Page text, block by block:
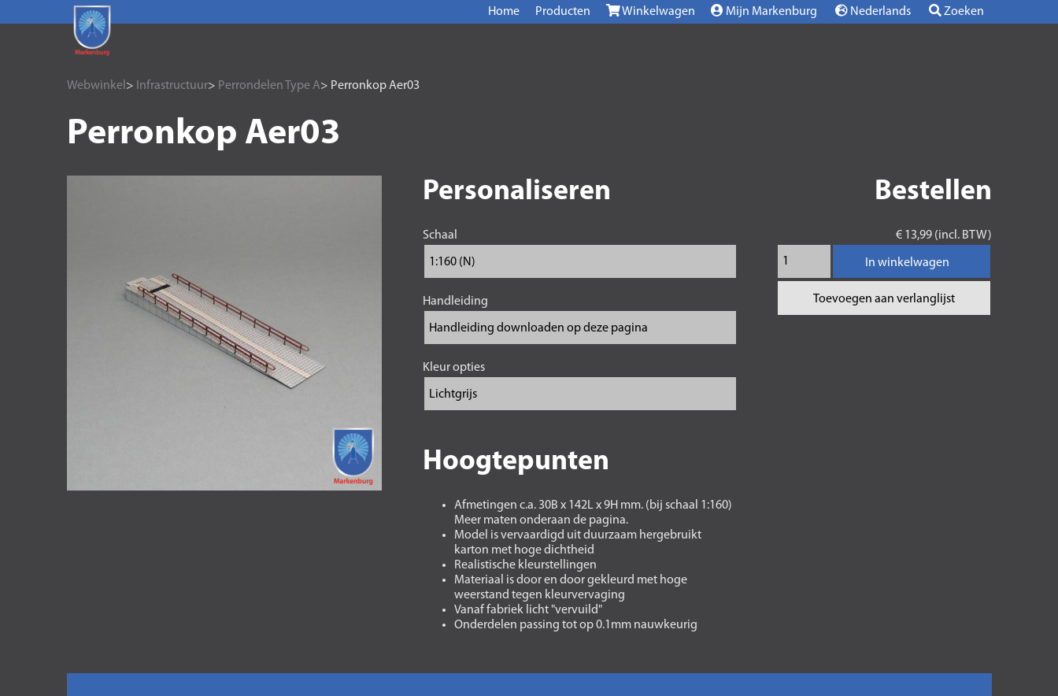
Home Producten Winkelwagen Mijn Markenburg Nederlands Zoeken
Webwinkel > Infrastructuur> Perrondelen Type A> Perronkop Aer03
Perronkop Aer03
Personaliseren
Schaal
Handleiding
Kleur opties
Hoogtepunten
Afmetingen c.a. 30B x 142L x 9H mm. (bij schaal 1:160)
Meer maten onderaan de pagina.
Model is vervaardigd uit duurzaam hergebruikt
karton met hoge dichtheid
Realistische kleurstellingen
Materiaal is door en door gekleurd met hoge
weerstand tegen kleurvervaging
Vanaf fabriek licht "vervuild"
Onderdelen passing tot op 0.1mm nauwkeurig
Bestellen
€ 13,99 (incl. BTW)
In winkelwagen
Toevoegen aan verlanglijst